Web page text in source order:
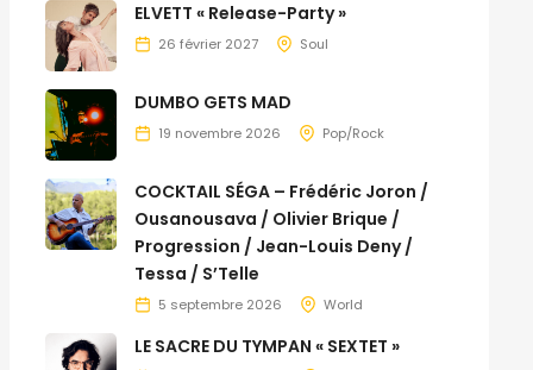
ELVETT « Release-Party »
26 février 2027 Soul
DUMBO GETS MAD
19 novembre 2026 Pop/Rock
COCKTAIL SÉGA – Frédéric Joron /
Ousanousava / Olivier Brique /
Progression / Jean-Louis Deny /
Tessa / S’Telle
5 septembre 2026 World
LE SACRE DU TYMPAN « SEXTET »